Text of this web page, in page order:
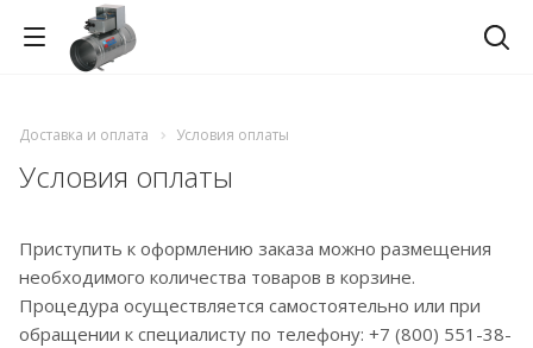
Доставка и оплата Условия оплаты
Условия оплаты
Приступить к оформлению заказа можно размещения
необходимого количества товаров в корзине.
Процедура осуществляется самостоятельно или при
обращении к специалисту по телефону: +7 (800) 551-38-